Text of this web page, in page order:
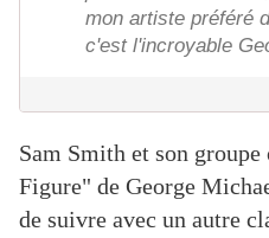
mon artiste préféré
c'est l'incroyable
Sam Smith et son
Figure" de George
de suivre avec un autre